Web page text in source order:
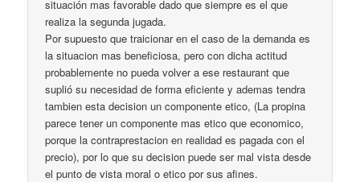
situación mas favorable dado que siempre es el que
realiza la segunda jugada.
Por supuesto que traicionar en el caso de la demanda es
la situacion mas beneficiosa, pero con dicha actitud
probablemente no pueda volver a ese restaurant que
suplió su necesidad de forma eficiente y ademas tendra
tambien esta decision un componente etico, (La propina
parece tener un componente mas etico que economico,
porque la contraprestacion en realidad es pagada con el
precio), por lo que su decision puede ser mal vista desde
el punto de vista moral o etico por sus afines.